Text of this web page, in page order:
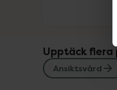
Upptäck flera
Ansiktsvård